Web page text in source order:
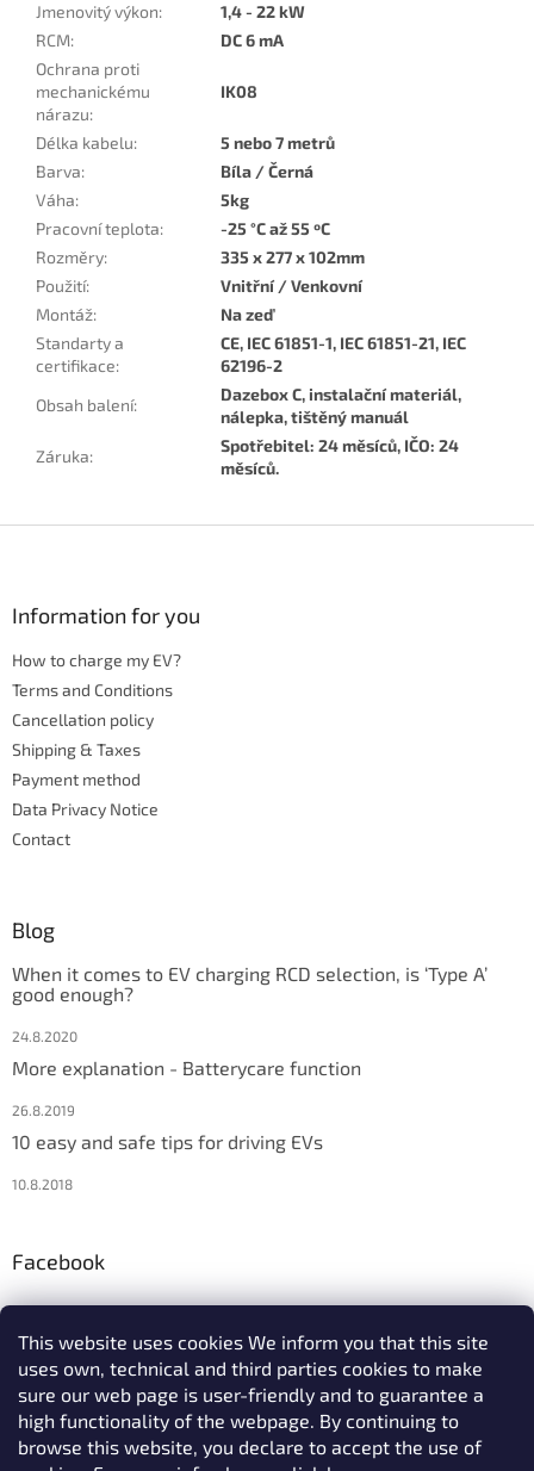
This website uses cookies We inform you that this site
uses own, technical and third parties cookies to make
sure our web page is user-friendly and to guarantee a
high functionality of the webpage. By continuing to
browse this website, you declare to accept the use of
Jmenovitý výkon:
1,4 - 22 kW
RCM:
DC 6 mA
Ochrana proti
mechanickému
nárazu:
IK08
Délka kabelu:
5 nebo 7 metrů
Barva:
Bíla / Černá
Váha:
5kg
Pracovní teplota:
-25 °C až 55 ºC
Rozměry:
335 x 277 x 102mm
Použití:
Vnitřní / Venkovní
Montáž:
Na zeď
Standarty a
certifikace:
CE, IEC 61851-1, IEC 61851-21, IEC
62196-2
Obsah balení:
Dazebox C, instalační materiál,
nálepka, tištěný manuál
Záruka:
Spotřebitel: 24 měsíců, IČO: 24
měsíců.
Information for you
How to charge my EV?
Terms and Conditions
Cancellation policy
Shipping & Taxes
Payment method
Data Privacy Notice
Contact
Blog
When it comes to EV charging RCD selection, is ‘Type A’
good enough?
24.8.2020
More explanation - Batterycare function
26.8.2019
10 easy and safe tips for driving EVs
10.8.2018
Facebook
We accept online payments